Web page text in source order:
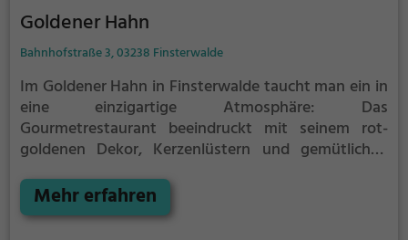
Goldener Hahn
Bahnhofstraße 3, 03238 Finsterwalde
Im Goldener Hahn in Finsterwalde taucht man ein in
eine einzigartige Atmosphäre: Das
Gourmetrestaurant beeindruckt mit seinem rot-
goldenen Dekor, Kerzenlüstern und gemütlichen
Küche auf höchstem Niveau. Ob Bier, deutsche
Spezialitäten oder regionale Köstlichkeiten - für
Mehr erfahren